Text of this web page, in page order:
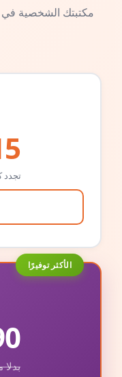
مكتبتك الشخصية في
تجدد
الأكثر توفيرًا